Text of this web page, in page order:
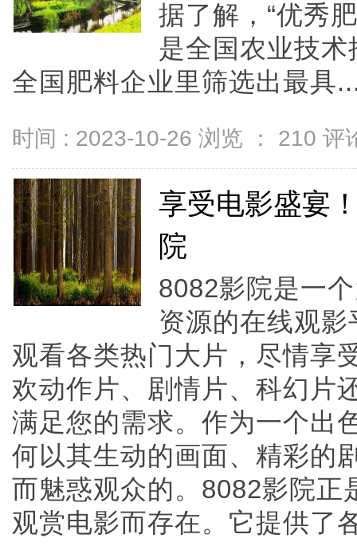
据了解，“优秀
是全国农业技
全国肥料企业里筛选出最具
时间 : 2023-10-26 浏览 ： 210 评
享受电影盛宴
院
8082影院是一
资源的在线观
观看各类热门大片，尽情享
欢动作片、剧情片、科幻片
满足您的需求。作为一个出
何以其生动的画面、精彩的
而魅惑观众的。8082影院正
观赏电影而存在。它提供了